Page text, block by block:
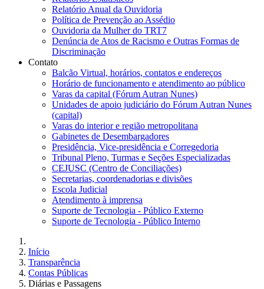
Relatório Anual da Ouvidoria
Política de Prevenção ao Assédio
Ouvidoria da Mulher do TRT7
Denúncia de Atos de Racismo e Outras Formas de
Discriminação
Contato
Balcão Virtual, horários, contatos e endereços
Horário de funcionamento e atendimento ao público
Varas da capital (Fórum Autran Nunes)
Unidades de apoio judiciário do Fórum Autran Nunes
(capital)
Varas do interior e região metropolitana
Gabinetes de Desembargadores
Presidência, Vice-presidência e Corregedoria
Tribunal Pleno, Turmas e Seções Especializadas
CEJUSC (Centro de Conciliações)
Secretarias, coordenadorias e divisões
Escola Judicial
Atendimento à imprensa
Suporte de Tecnologia - Público Externo
Suporte de Tecnologia - Público Interno
Início
Transparência
Contas Públicas
Diárias e Passagens